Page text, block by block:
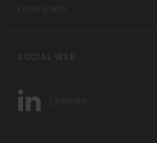
Downloads
SOCIAL WEB
LinkedIn